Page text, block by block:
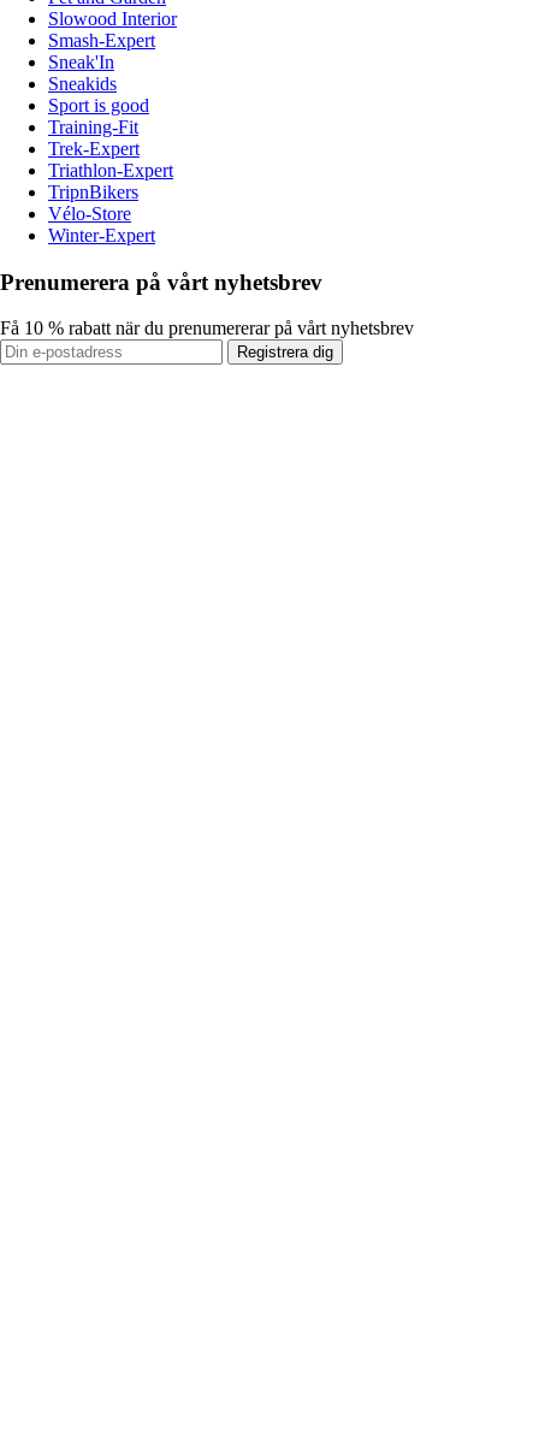
Slowood Interior
Smash-Expert
Sneak'In
Sneakids
Sport is good
Training-Fit
Trek-Expert
Triathlon-Expert
TripnBikers
Vélo-Store
Winter-Expert
Prenumerera på vårt nyhetsbrev
Få 10 % rabatt när du prenumererar på vårt nyhetsbrev
Registrera dig